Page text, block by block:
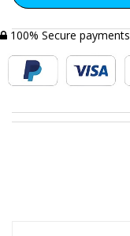
100% Secure payments